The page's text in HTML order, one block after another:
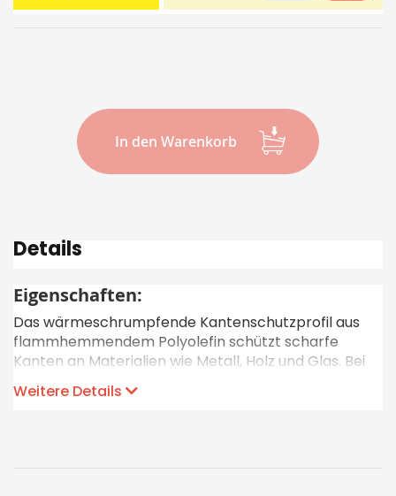
In den Warenkorb
Details
Eigenschaften:
Das wärmeschrumpfende Kantenschutzprofil aus
flammhemmendem Polyolefin schützt scharfe
Kanten an Materialien wie Metall, Holz und Glas. Bei
Erhitzung auf 120°C schrumpft das Profil von einer V-
Form in eine U-Form. Die Innenseite ist mit einem
Weitere Details